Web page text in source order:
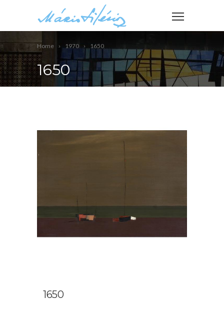
Home 1970 1650
1650
1650